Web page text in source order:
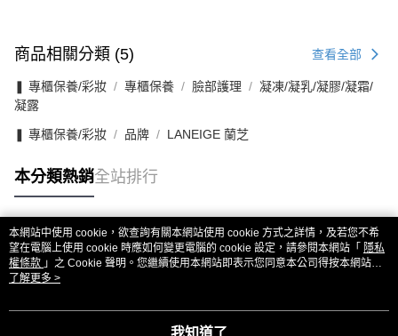
商品相關分類 (5) 查看全部
❚ 專櫃保養/彩妝 專櫃保養 臉部護理
凝凍/凝乳/凝膠/凝霜/
凝露
❚ 專櫃保養/彩妝 品牌 LANEIGE 蘭芝
本分類熱銷全站排行
熱門標籤
本網站中使用 cookie，欲查詢有關本網站使用 cookie 方式之詳情，及若您不希
望在電腦上使用 cookie 時應如何變更電腦的 cookie 設定，請參閱本網站「 隱私
權條款 」之 Cookie 聲明。您繼續使用本網站即表示您同意本公司得按本網站使
用條款之 Cookie 聲明使用 cookie。
了解更多 >
我知道了